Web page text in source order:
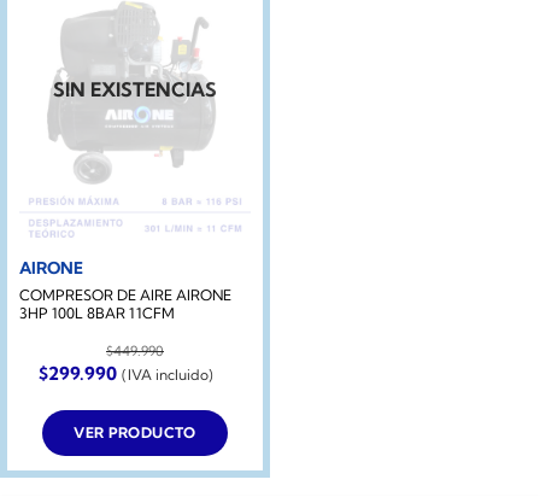
SIN EXISTENCIAS
AIRONE
COMPRESOR DE AIRE AIRONE
3HP 100L 8BAR 11CFM
$449.990
El
precio
original
era:
$449.990.
$299.990El
precio
actual
es:
$299.990.
(IVA incluido)
VER PRODUCTO